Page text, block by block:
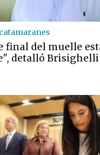
final del muelle
detalló Brisighelli